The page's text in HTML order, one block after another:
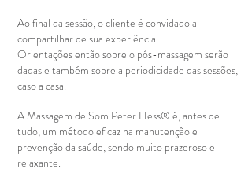
Ao final da sessão, o cliente é convidado a
compartilhar de sua experiência.
Orientações então sobre o pós-massagem serão
dadas e também sobre a periodicidade das sessões,
caso a casa.
A Massagem de Som Peter Hess® é, antes de
tudo, um método eficaz na manutenção e
prevenção da saúde, sendo muito prazeroso e
relaxante.